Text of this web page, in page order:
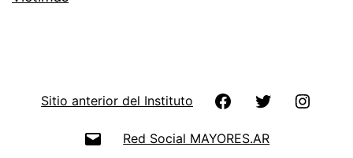
Sitio anterior del Instituto FacebookTwitter
EmailRed Social MAYORES.AR